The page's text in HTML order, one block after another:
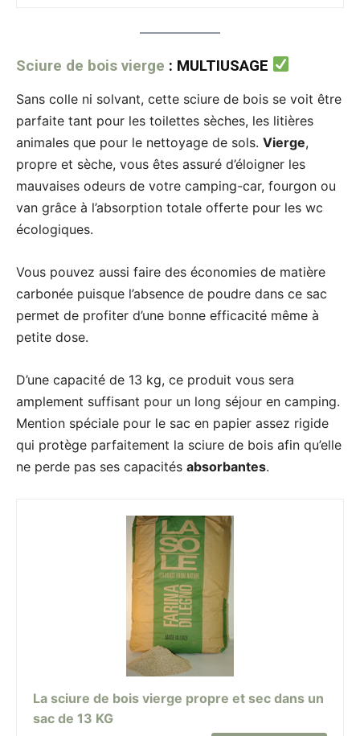
Sciure de bois vierge : MULTIUSAGE
Sans colle ni solvant, cette sciure de bois se voit être
parfaite tant pour les toilettes sèches, les litières
animales que pour le nettoyage de sols. Vierge,
propre et sèche, vous êtes assuré d’éloigner les
mauvaises odeurs de votre camping-car, fourgon ou
van grâce à l’absorption totale offerte pour les wc
écologiques.
Vous pouvez aussi faire des économies de matière
carbonée puisque l’absence de poudre dans ce sac
permet de profiter d’une bonne efficacité même à
petite dose.
D’une capacité de 13 kg, ce produit vous sera
amplement suffisant pour un long séjour en camping.
Mention spéciale pour le sac en papier assez rigide
qui protège parfaitement la sciure de bois afin qu’elle
ne perde pas ses capacités absorbantes.
La sciure de bois vierge propre et sec dans un
sac de 13 KG